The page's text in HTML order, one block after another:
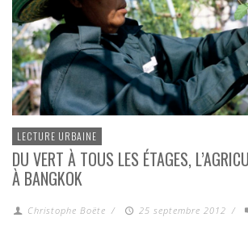
LECTURE URBAINE
DU VERT À TOUS LES ÉTAGES,
À BANGKOK
Christophe Boëte / 25 septembre 2012 /